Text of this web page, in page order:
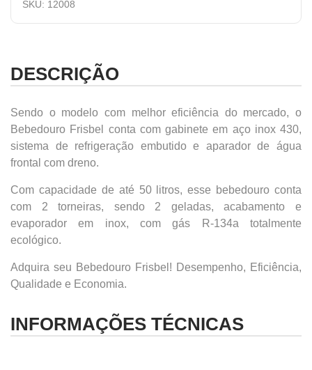
SKU: 12008
DESCRIÇÃO
Sendo o modelo com melhor eficiência do mercado, o
Bebedouro Frisbel conta com gabinete em aço inox 430,
sistema de refrigeração embutido e aparador de água
frontal com dreno.
Com capacidade de até 50 litros, esse bebedouro conta
com 2 torneiras, sendo 2 geladas, acabamento e
evaporador em inox, com gás R-134a totalmente
ecológico.
Adquira seu Bebedouro Frisbel! Desempenho, Eficiência,
Qualidade e Economia.
INFORMAÇÕES TÉCNICAS